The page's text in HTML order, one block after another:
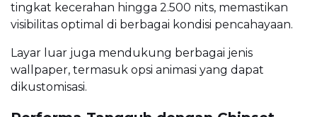
tingkat kecerahan hingga 2.500 nits, memastikan
visibilitas optimal di berbagai kondisi pencahayaan.
Layar luar juga mendukung berbagai jenis
wallpaper, termasuk opsi animasi yang dapat
dikustomisasi.